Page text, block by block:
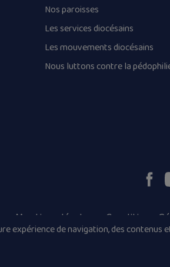
Nos paroisses
Les services diocésains
Les mouvements diocésains
Nous luttons contre la
Mentions légales Conditions
expérience de navigation, des contenus